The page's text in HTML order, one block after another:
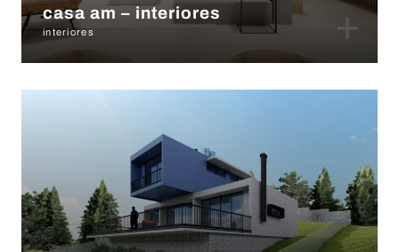
casa am – interiores
interiores +